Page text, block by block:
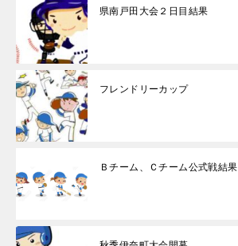
県南戸田大会２日目結果
フレンドリーカップ
Ｂチーム、Ｃチーム公式戦結果